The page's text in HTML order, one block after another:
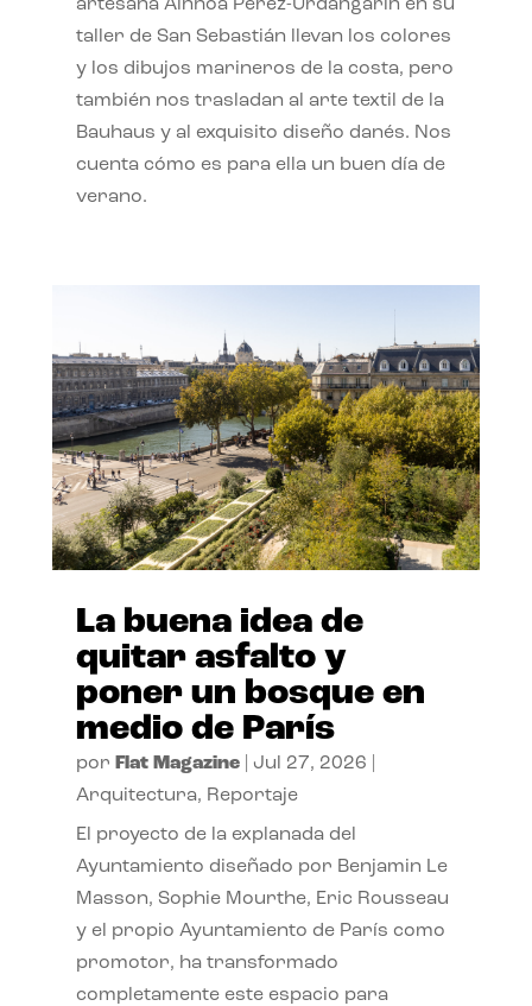
artesana Ainhoa Pérez-Urdangarín en su
taller de San Sebastián llevan los colores
y los dibujos marineros de la costa, pero
también nos trasladan al arte textil de la
Bauhaus y al exquisito diseño danés. Nos
cuenta cómo es para ella un buen día de
verano.
La buena idea de
quitar asfalto y
poner un bosque en
medio de París
por Flat Magazine| Jul 27, 2026
Arquitectura, Reportaje
El proyecto de la explanada del
Ayuntamiento diseñado por Benjamin Le
Masson, Sophie Mourthe, Eric Rousseau
y el propio Ayuntamiento de París como
promotor, ha transformado
completamente este espacio para